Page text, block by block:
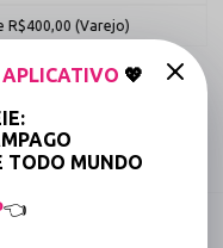
R$400,00 (Varejo)
💖
TODO MUNDO
👈